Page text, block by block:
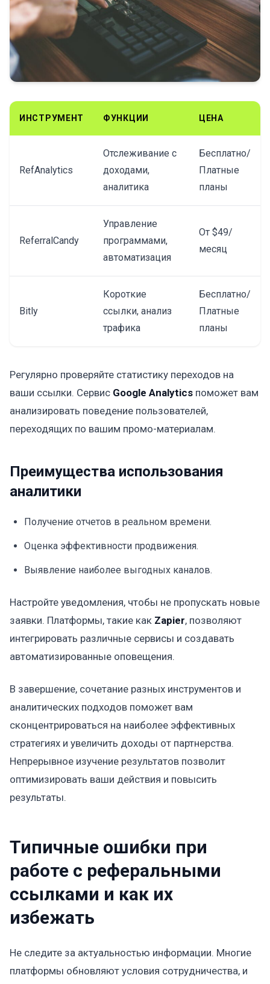
ИНСТРУМЕНТ ФУНКЦИИ ЦЕНА
RefAnalytics
Отслеживание с
доходами,
аналитика
Бесплатно/
Платные
планы
ReferralCandy
Управление
программами,
автоматизация
От $49/
месяц
Bitly
Короткие
ссылки, анализ
трафика
Бесплатно/
Платные
планы
Регулярно проверяйте статистику переходов на
ваши ссылки. Сервис Google Analytics поможет вам
анализировать поведение пользователей,
переходящих по вашим промо-материалам.
Преимущества использования
аналитики
Получение отчетов в реальном времени.
Оценка эффективности продвижения.
Выявление наиболее выгодных каналов.
Настройте уведомления, чтобы не пропускать новые
заявки. Платформы, такие как Zapier, позволяют
интегрировать различные сервисы и создавать
автоматизированные оповещения.
В завершение, сочетание разных инструментов и
аналитических подходов поможет вам
сконцентрироваться на наиболее эффективных
стратегиях и увеличить доходы от партнерства.
Непрерывное изучение результатов позволит
оптимизировать ваши действия и повысить
результаты.
Типичные ошибки при
работе с реферальными
ссылками и как их
избежать
Не следите за актуальностью информации. Многие
платформы обновляют условия сотрудничества, и